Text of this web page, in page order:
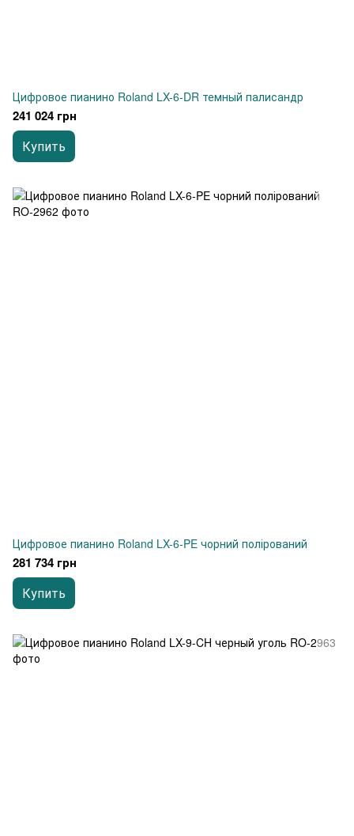
Цифровое пианино Roland LX-6-DR темный палисандр
241 024 грн
Купить
Цифровое пианино Roland LX-6-PE чорний полірований
281 734 грн
Купить